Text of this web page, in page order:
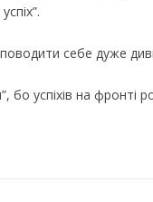
себе дуже
бо успіхів на фронті